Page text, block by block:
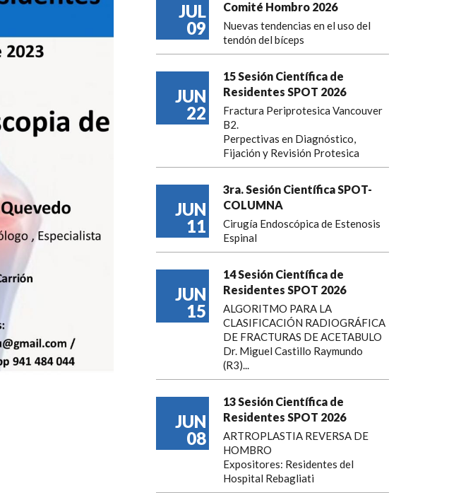
JUL
09
Comité Hombro 2026
Nuevas tendencias en el uso del
tendón del bíceps
JUN
22
15 Sesión Científica de
Residentes SPOT 2026
Fractura Periprotesica Vancouver
B2.
Perpectivas en Diagnóstico,
Fijación y Revisión Protesica
JUN
11
3ra. Sesión Científica SPOT-
COLUMNA
Cirugía Endoscópica de Estenosis
Espinal
JUN
15
14 Sesión Científica de
Residentes SPOT 2026
ALGORITMO PARA LA
CLASIFICACIÓN RADIOGRÁFICA
DE FRACTURAS DE ACETABULO
Dr. Miguel Castillo Raymundo
(R3)...
JUN
08
13 Sesión Científica de
Residentes SPOT 2026
ARTROPLASTIA REVERSA DE
HOMBRO
Expositores: Residentes del
Hospital Rebagliati